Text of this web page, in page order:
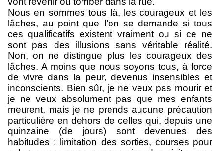
Nous en sommes tous là, les courageux et les
lâches, au point que l’on se demande si tous
ces qualificatifs existent vraiment ou si ce ne
sont pas des illusions sans véritable réalité.
Non, on ne distingue plus les courageux des
lâches. A moins que nous soyons tous, à force
de vivre dans la peur, devenus insensibles et
inconscients. Bien sûr, je ne veux pas mourir et
je ne veux absolument pas que mes enfants
meurent, mais je ne prends aucune précaution
particulière en dehors de celles qui, depuis une
quinzaine (de jours) sont devenues des
habitudes : limitation des sorties, courses pour